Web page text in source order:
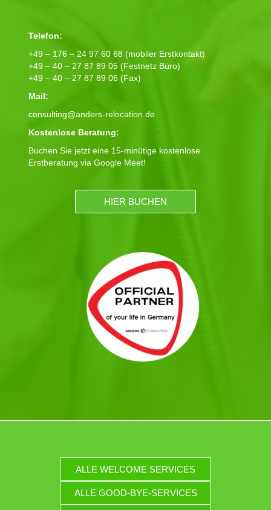
Telefon:
+49 – 176 – 24 97 60 68 (mobiler Erstkontakt)
+49 – 40 – 27 87 89 05 (Festnetz Büro)
+49 – 40 – 27 87 89 06 (Fax)
Mail:
consulting@anders-relocation.de
Kostenlose Beratung:
Buchen Sie jetzt eine 15-minütige kostenlose
Erstberatung via Google Meet!
HIER BUCHEN
ALLE WELCOME SERVICES
ALLE GOOD-BYE-SERVICES